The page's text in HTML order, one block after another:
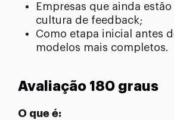
Empresas que ainda
cultura de feedback;
Como etapa inicial antes
modelos mais completos.
Avaliação 180 graus
O que é: